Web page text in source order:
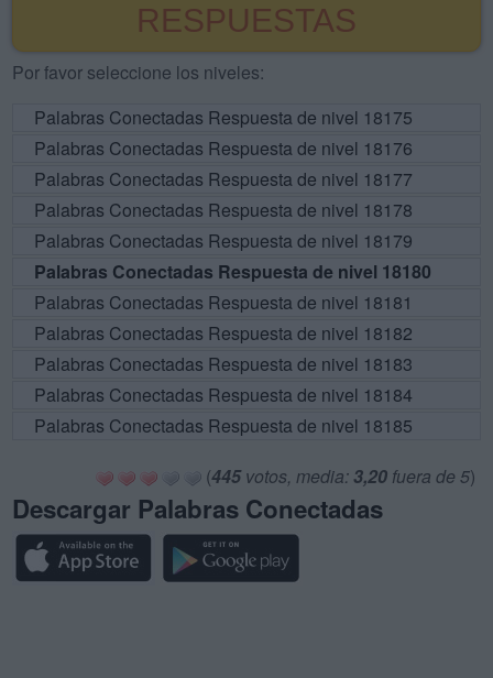
RESPUESTAS
Por favor seleccione los niveles:
Palabras Conectadas Respuesta de nivel 18175
Palabras Conectadas Respuesta de nivel 18176
Palabras Conectadas Respuesta de nivel 18177
Palabras Conectadas Respuesta de nivel 18178
Palabras Conectadas Respuesta de nivel 18179
Palabras Conectadas Respuesta de nivel 18180
Palabras Conectadas Respuesta de nivel 18181
Palabras Conectadas Respuesta de nivel 18182
Palabras Conectadas Respuesta de nivel 18183
Palabras Conectadas Respuesta de nivel 18184
Palabras Conectadas Respuesta de nivel 18185
(445votos, media: 3,20 fuera de 5)
Descargar Palabras Conectadas